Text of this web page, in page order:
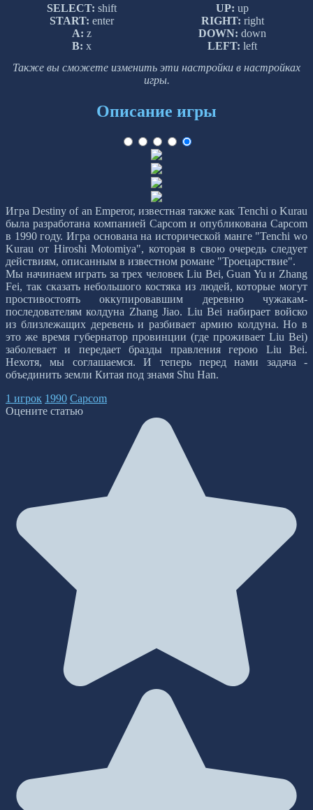
SELECT: shift
START: enter
A: z
B: x
UP: up
RIGHT: right
DOWN: down
LEFT: left
Также вы сможете изменить эти настройки в настройках
игры.
Описание игры
Игра Destiny of an Emperor, известная также как Tenchi o Kurau
была разработана компанией Capcom и опубликована Capcom
в 1990 году. Игра основана на исторической манге "Tenchi wo
Kurau от Hiroshi Motomiya", которая в свою очередь следует
действиям, описанным в известном романе "Троецарствие".
Мы начинаем играть за трех человек Liu Bei, Guan Yu и Zhang
Fei, так сказать небольшого костяка из людей, которые могут
простивостоять оккупировавшим деревню чужакам-
последователям колдуна Zhang Jiao. Liu Bei набирает войско
из близлежащих деревень и разбивает армию колдуна. Но в
это же время губернатор провинции (где проживает Liu Bei)
заболевает и передает бразды правления герою Liu Bei.
Нехотя, мы соглашаемся. И теперь перед нами задача -
объединить земли Китая под знамя Shu Han.
1 игрок 1990 Capcom
Оцените статью